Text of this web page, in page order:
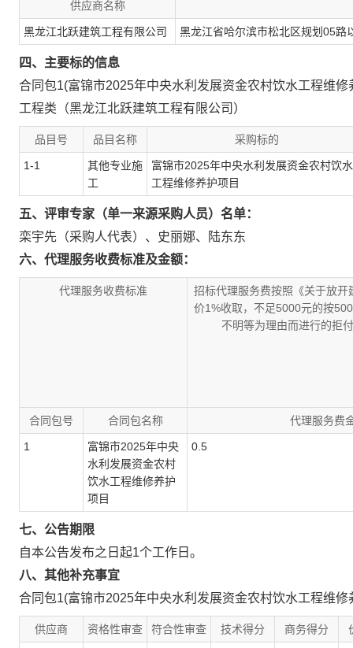
供应商名称
黑龙江北跃建筑工程有限公司 黑龙江省哈尔滨市松北区规划05路
四、主要标的信息
合同包1(富锦市2025年中央水利发展资金农村饮水工程维修
工程类（黑龙江北跃建筑工程有限公司）
品目号 品目名称 采购标的
1-1
其他专业施
工
富锦市2025年中央水利发展资金农村饮水
工程维修养护项目
五、评审专家（单一来源采购人员）名单：
栾宇先（采购人代表） 、 史丽娜、
陆东东
六、代理服务收费标准及金额：
代理服务收费标准
招标代理服务费按照《关于放
价1%收取，不足5000元的按
不明等为理由而进行的拒
合同包号 合同包名称 代理服务费
1
富锦市2025年中央
水利发展资金农村
饮水工程维修养护
项目
0.5
七、公告期限
自本公告发布之日起1个工作日。
八、其他补充事宜
合同包1(富锦市2025年中央水利发展资金农村饮水工程维修
供应商 资格性审查 符合性审查 技术得分 商务得分